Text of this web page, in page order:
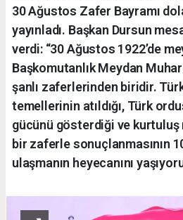
30 Ağustos Zafer Bayramı
yayınladı. Başkan Dursun
verdi: “30 Ağustos 1922’de
Başkomutanlık Meydan
şanlı zaferlerinden biridir.
temellerinin atıldığı, Türk
gücünü gösterdiği ve kurtuluş
bir zaferle sonuçlanmasının
ulaşmanın heyecanını